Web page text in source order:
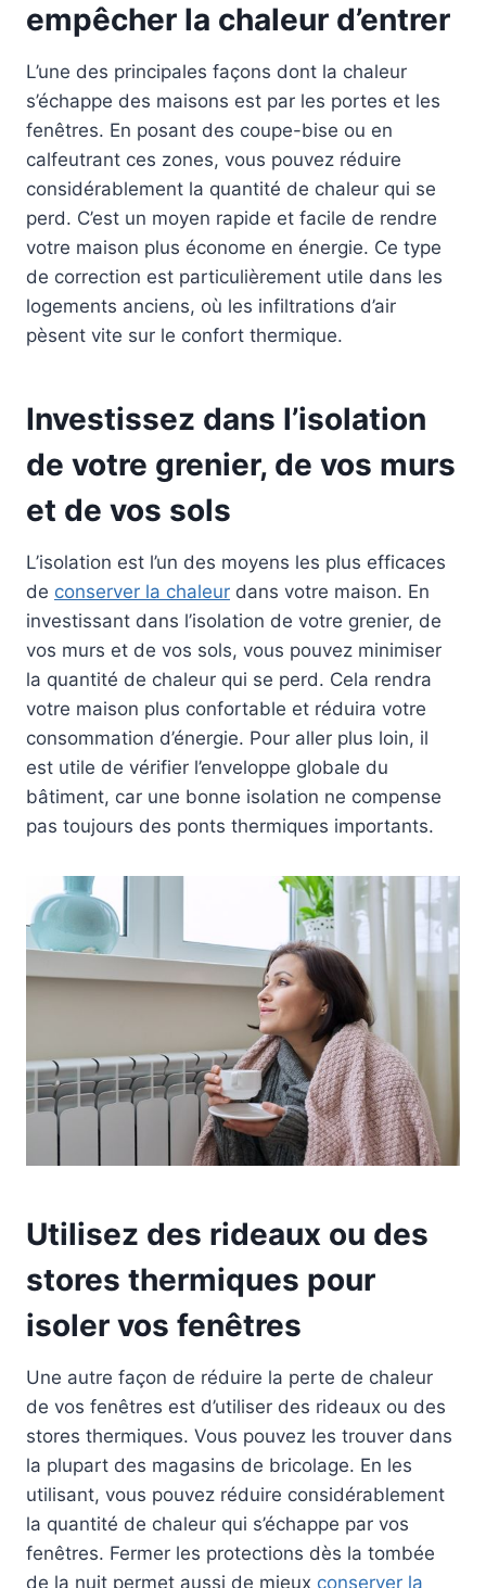
empêcher la chaleur d’entrer
L’une des principales façons dont la chaleur
s’échappe des maisons est par les portes et les
fenêtres. En posant des coupe-bise ou en
calfeutrant ces zones, vous pouvez réduire
considérablement la quantité de chaleur qui se
perd. C’est un moyen rapide et facile de rendre
votre maison plus économe en énergie. Ce type
de correction est particulièrement utile dans les
logements anciens, où les infiltrations d’air
pèsent vite sur le confort thermique.
Investissez dans l’isolation
de votre grenier, de vos murs
et de vos sols
L’isolation est l’un des moyens les plus efficaces
de conserver la chaleur dans votre maison. En
investissant dans l’isolation de votre grenier, de
vos murs et de vos sols, vous pouvez minimiser
la quantité de chaleur qui se perd. Cela rendra
votre maison plus confortable et réduira votre
consommation d’énergie. Pour aller plus loin, il
est utile de vérifier l’enveloppe globale du
bâtiment, car une bonne isolation ne compense
pas toujours des ponts thermiques importants.
Utilisez des rideaux ou des
stores thermiques pour
isoler vos fenêtres
Une autre façon de réduire la perte de chaleur
de vos fenêtres est d’utiliser des rideaux ou des
stores thermiques. Vous pouvez les trouver dans
la plupart des magasins de bricolage. En les
utilisant, vous pouvez réduire considérablement
la quantité de chaleur qui s’échappe par vos
fenêtres. Fermer les protections dès la tombée
de la nuit permet aussi de mieux conserver la